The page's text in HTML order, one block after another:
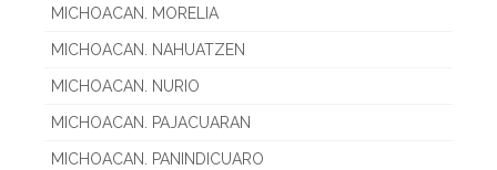
MICHOACAN. MORELIA
MICHOACAN. NAHUATZEN
MICHOACAN. NURIO
MICHOACAN. PAJACUARAN
MICHOACAN. PANINDICUARO